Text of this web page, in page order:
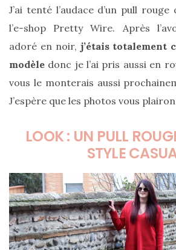
Sac
cabas
cuir
Parfois
mon
avis
sur
marron
chic
30/05/2026
J’ai tenté l’audace d’un pull
l’e-shop Pretty Wire. Après
adoré en noir, j’étais totalement
modèle donc je l’ai pris aussi en
vous le monterais aussi
J’espère que les photos vous
LOOK : UN PULL
STYLE